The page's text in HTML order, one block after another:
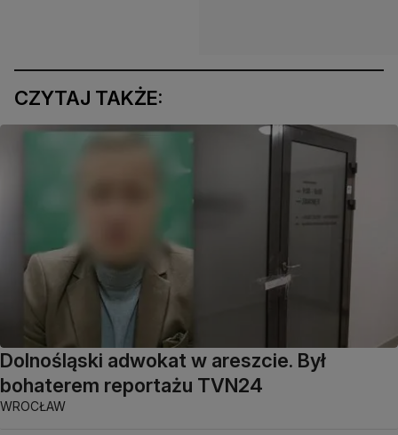
CZYTAJ TAKŻE:
Dolnośląski adwokat w areszcie. Był
bohaterem reportażu TVN24
WROCŁAW